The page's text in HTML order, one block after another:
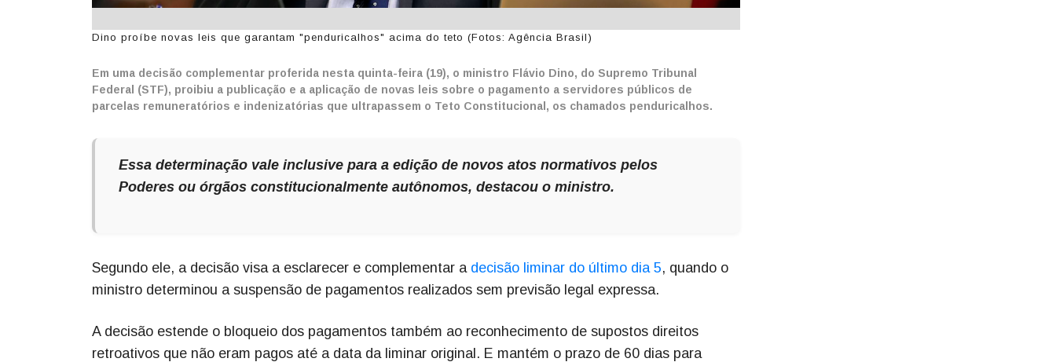
Dino proíbe novas leis que garantam "penduricalhos" acima do teto (Fotos: Agência Brasil)
Em uma decisão complementar proferida nesta quinta-feira (19), o ministro Flávio Dino, do Supremo Tribunal
Federal (STF), proibiu a publicação e a aplicação de novas leis sobre o pagamento a servidores públicos de
parcelas remuneratórios e indenizatórias que ultrapassem o Teto Constitucional, os chamados penduricalhos.
Essa determinação vale inclusive para a edição de novos atos normativos pelos
Poderes ou órgãos constitucionalmente autônomos, destacou o ministro.
Segundo ele, a decisão visa a esclarecer e complementar a decisão liminar do último dia 5, quando o
ministro determinou a suspensão de pagamentos realizados sem previsão legal expressa.
A decisão estende o bloqueio dos pagamentos também ao reconhecimento de supostos direitos
retroativos que não eram pagos até a data da liminar original. E mantém o prazo de 60 dias para